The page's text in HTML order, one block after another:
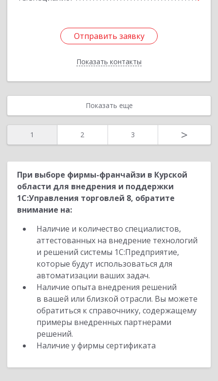
Отправить заявку
Показать контакты
Отправить заявку
Назад
Показать еще
1 2 3 >
При выборе фирмы-франчайзи в Курской
области для внедрения и поддержки
1С:Управления торговлей 8, обратите
внимание на:
Наличие и количество специалистов,
аттестованных на внедрение технологий
и решений системы 1С:Предприятие,
которые будут использоваться для
автоматизации ваших задач.
Наличие опыта внедрения решений
в вашей или близкой отрасли. Вы можете
обратиться к справочнику, содержащему
примеры внедренных партнерами
решений.
Наличие у фирмы сертификата